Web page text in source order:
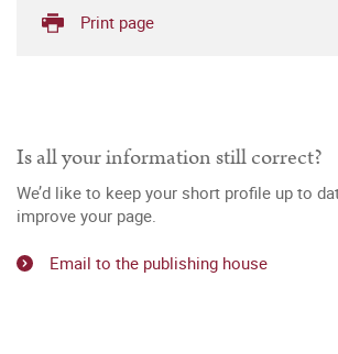
Print page
Is all your information still correct?
We’d like to keep your short profile up to
improve your page.
Email to the publishing house